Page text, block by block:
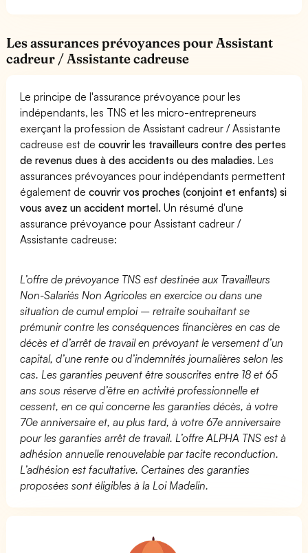
Les assurances prévoyances pour Assistant
cadreur / Assistante cadreuse
Le principe de l'assurance prévoyance pour les
indépendants, les TNS et les micro-entrepreneurs
exerçant la profession de Assistant cadreur / Assistante
cadreuse est decouvrir les travailleurs contre des pertes
de revenus dues à des accidents ou des maladies. Les
assurances prévoyances pour indépendants permettent
également decouvrir vos proches (conjoint et enfants) si
vous avez un accident mortel. Un résumé d'une
assurance prévoyance pour Assistant cadreur /
Assistante cadreuse:
L’offre de prévoyance TNS est destinée aux Travailleurs
Non-Salariés Non Agricoles en exercice ou dans une
situation de cumul emploi – retraite souhaitant se
prémunir contre les conséquences financières en cas de
décès et d’arrêt de travail en prévoyant le versement d’un
capital, d’une rente ou d’indemnités journalières selon les
cas. Les garanties peuvent être souscrites entre 18 et 65
ans sous réserve d’être en activité professionnelle et
cessent, en ce qui concerne les garanties décès, à votre
70e anniversaire et, au plus tard, à votre 67e anniversaire
pour les garanties arrêt de travail. L’offre ALPHA TNS est à
adhésion annuelle renouvelable par tacite reconduction.
L’adhésion est facultative. Certaines des garanties
proposées sont éligibles à la Loi Madelin.